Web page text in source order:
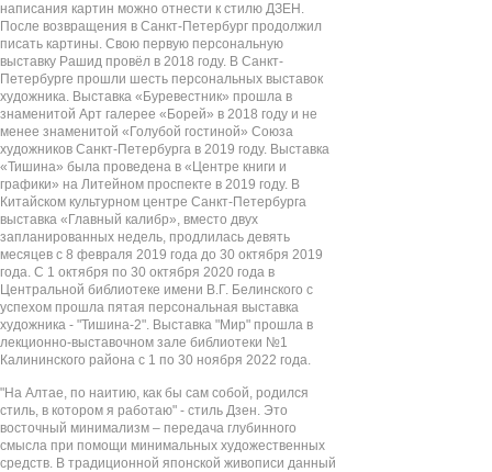
написания картин можно отнести к стилю ДЗЕН.
После возвращения в Санкт-Петербург продолжил
писать картины. Свою первую персональную
выставку Рашид провёл в 2018 году. В Санкт-
Петербурге прошли шесть персональных выставок
художника. Выставка «Буревестник» прошла в
знаменитой Арт галерее «Борей» в 2018 году и не
менее знаменитой «Голубой гостиной» Союза
художников Санкт-Петербурга в 2019 году. Выставка
«Тишина» была проведена в «Центре книги и
графики» на Литейном проспекте в 2019 году. В
Китайском культурном центре Санкт-Петербурга
выставка «Главный калибр», вместо двух
запланированных недель, продлилась девять
месяцев с 8 февраля 2019 года до 30 октября 2019
года. С 1 октября по 30 октября 2020 года в
Центральной библиотеке имени В.Г. Белинского с
успехом прошла пятая персональная выставка
художника - "Тишина-2". Выставка "Мир" прошла в
лекционно-выставочном зале библиотеки №1
Калининского района с 1 по 30 ноября 2022 года.
"На Алтае, по наитию, как бы сам собой, родился
стиль, в котором я работаю" - стиль Дзен. Это
восточный минимализм – передача глубинного
смысла при помощи минимальных художественных
средств. В традиционной японской живописи данный